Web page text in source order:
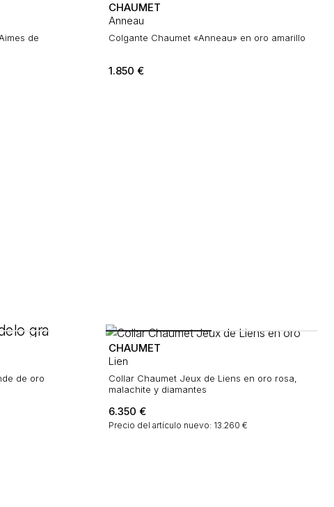
de
CHAUMET
Anneau
Colgante Chaumet «Anneau» en oro amarillo
1.850 €
de oro
CHAUMET
Lien
Collar Chaumet Jeux de Liens en oro rosa,
malachite y diamantes
6.350 €
Precio del artículo nuevo: 13.260 €